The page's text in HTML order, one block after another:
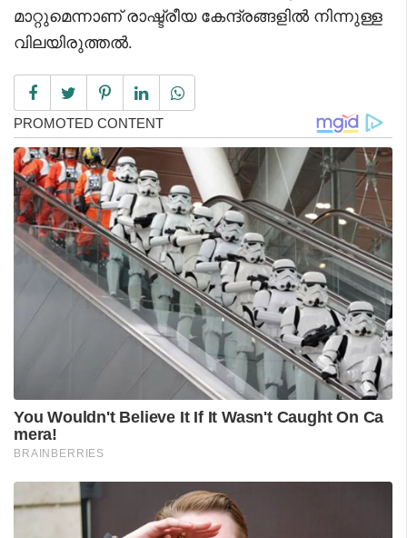
മാറ്റുമെന്നാണ് രാഷ്ട്രീയ കേന്ദ്രങ്ങളിൽ നിന്നുള്ള
വിലയിരുത്തൽ.